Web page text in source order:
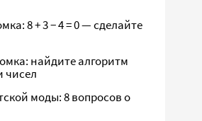
8 + 3 − 4 = 0 — сделайте
найдите алгоритм
чисел
моды: 8 вопросов о